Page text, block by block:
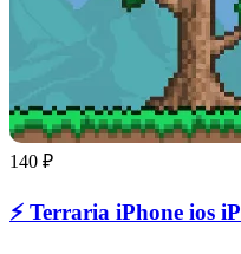
140 ₽
⚡️ Terraria iPhone ios